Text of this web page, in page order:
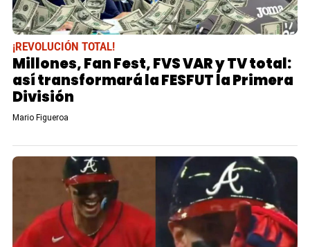
¡REVOLUCIÓN TOTAL!
Millones, Fan Fest, FVS VAR y TV total:
así transformará la FESFUT la Primera
División
Mario Figueroa